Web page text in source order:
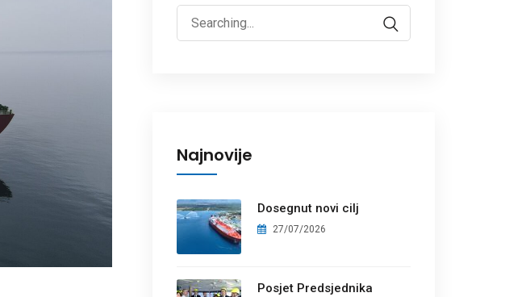
Najnovije
Dosegnut novi cilj
27/07/2026
Posjet Predsjednika